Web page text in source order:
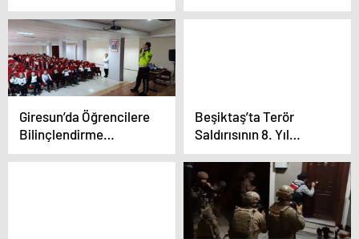
iddialarına net yanıt
teröristler görmek beni
Giresun’da Öğrencilere
Bilinçlendirme
Eğitimleri
Beşiktaş’ta Terör
Saldırısının 8. Yıl
Dönümü Anması